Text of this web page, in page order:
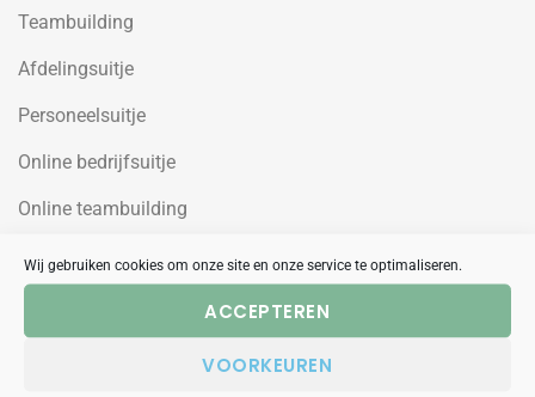
Wij gebruiken cookies om onze site en onze service te optimaliseren.
ACCEPTEREN
VOORKEUREN
Teambuilding
Afdelingsuitje
Personeelsuitje
Online bedrijfsuitje
Online teambuilding
Uitjesbureau
Wilgenweg 10a
1031HV Amsterdam Noord